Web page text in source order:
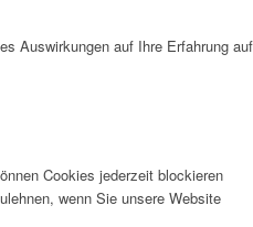
Auswirkungen auf Ihre Erfahrung auf
Cookies jederzeit blockieren
wenn Sie unsere Website